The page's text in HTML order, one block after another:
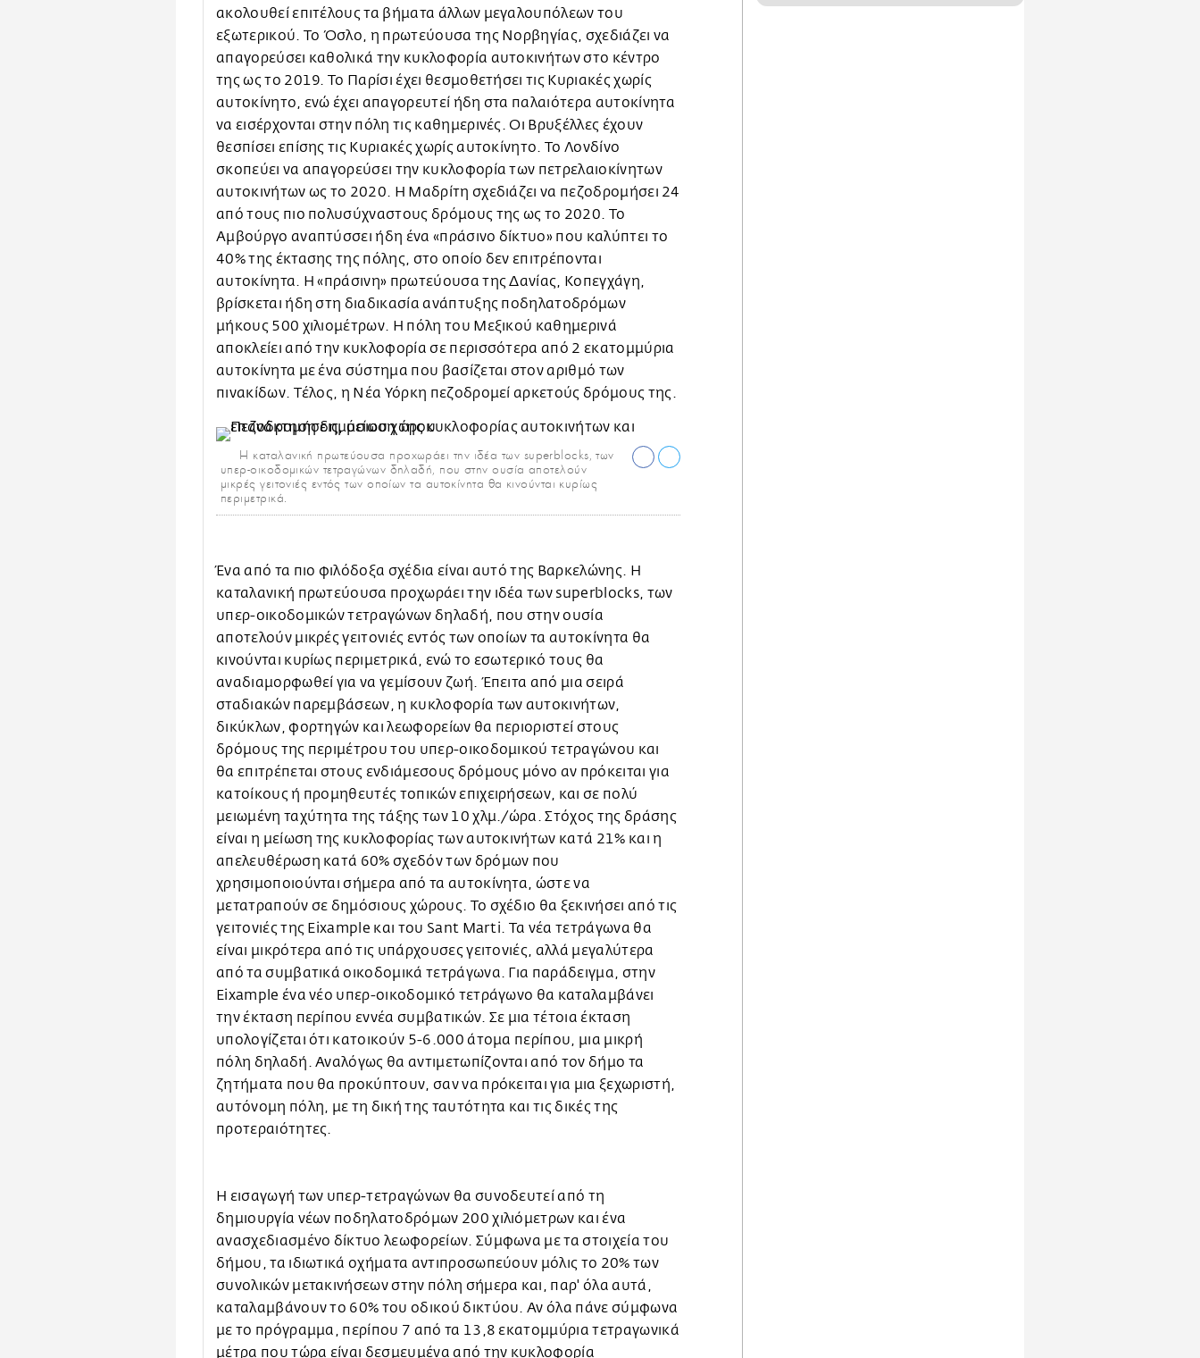
ακολουθεί επιτέλους τα βήματα άλλων μεγαλουπόλεων του
εξωτερικού. Το Όσλο, η πρωτεύουσα της Νορβηγίας, σχεδιάζει να
απαγορεύσει καθολικά την κυκλοφορία αυτοκινήτων στο κέντρο
της ως το 2019. Το Παρίσι έχει θεσμοθετήσει τις Κυριακές χωρίς
αυτοκίνητο, ενώ έχει απαγορευτεί ήδη στα παλαιότερα αυτοκίνητα
να εισέρχονται στην πόλη τις καθημερινές. Οι Βρυξέλλες έχουν
θεσπίσει επίσης τις Κυριακές χωρίς αυτοκίνητο. Το Λονδίνο
σκοπεύει να απαγορεύσει την κυκλοφορία των πετρελαιοκίνητων
αυτοκινήτων ως το 2020. Η Μαδρίτη σχεδιάζει να πεζοδρομήσει 24
από τους πιο πολυσύχναστους δρόμους της ως το 2020. Το
Αμβούργο αναπτύσσει ήδη ένα «πράσινο δίκτυο» που καλύπτει το
40% της έκτασης της πόλης, στο οποίο δεν επιτρέπονται
αυτοκίνητα. Η «πράσινη» πρωτεύουσα της Δανίας, Κοπεγχάγη,
βρίσκεται ήδη στη διαδικασία ανάπτυξης ποδηλατοδρόμων
μήκους 500 χιλιομέτρων. Η πόλη του Μεξικού καθημερινά
αποκλείει από την κυκλοφορία σε περισσότερα από 2 εκατομμύρια
αυτοκίνητα με ένα σύστημα που βασίζεται στον αριθμό των
πινακίδων. Τέλος, η Νέα Υόρκη πεζοδρομεί αρκετούς δρόμους της.
Η καταλανική πρωτεύουσα προχωράει την ιδέα των superblocks, των
υπερ-οικοδομικών τετραγώνων δηλαδή, που στην ουσία αποτελούν
μικρές γειτονιές εντός των οποίων τα αυτοκίνητα θα κινούνται κυρίως
περιμετρικά.
Ένα από τα πιο φιλόδοξα σχέδια είναι αυτό της Βαρκελώνης. Η
καταλανική πρωτεύουσα προχωράει την ιδέα των superblocks, των
υπερ-οικοδομικών τετραγώνων δηλαδή, που στην ουσία
αποτελούν μικρές γειτονιές εντός των οποίων τα αυτοκίνητα θα
κινούνται κυρίως περιμετρικά, ενώ το εσωτερικό τους θα
αναδιαμορφωθεί για να γεμίσουν ζωή. Έπειτα από μια σειρά
σταδιακών παρεμβάσεων, η κυκλοφορία των αυτοκινήτων,
δικύκλων, φορτηγών και λεωφορείων θα περιοριστεί στους
δρόμους της περιμέτρου του υπερ-οικοδομικού τετραγώνου και
θα επιτρέπεται στους ενδιάμεσους δρόμους μόνο αν πρόκειται για
κατοίκους ή προμηθευτές τοπικών επιχειρήσεων, και σε πολύ
μειωμένη ταχύτητα της τάξης των 10 χλμ./ώρα. Στόχος της δράσης
είναι η μείωση της κυκλοφορίας των αυτοκινήτων κατά 21% και η
απελευθέρωση κατά 60% σχεδόν των δρόμων που
χρησιμοποιούνται σήμερα από τα αυτοκίνητα, ώστε να
μετατραπούν σε δημόσιους χώρους. Το σχέδιο θα ξεκινήσει από τις
γειτονιές της Eixample και του Sant Marti. Τα νέα τετράγωνα θα
είναι μικρότερα από τις υπάρχουσες γειτονιές, αλλά μεγαλύτερα
από τα συμβατικά οικοδομικά τετράγωνα. Για παράδειγμα, στην
Eixample ένα νέο υπερ-οικοδομικό τετράγωνο θα καταλαμβάνει
την έκταση περίπου εννέα συμβατικών. Σε μια τέτοια έκταση
υπολογίζεται ότι κατοικούν 5-6.000 άτομα περίπου, μια μικρή
πόλη δηλαδή. Αναλόγως θα αντιμετωπίζονται από τον δήμο τα
ζητήματα που θα προκύπτουν, σαν να πρόκειται για μια ξεχωριστή,
αυτόνομη πόλη, με τη δική της ταυτότητα και τις δικές της
προτεραιότητες.
Η εισαγωγή των υπερ-τετραγώνων θα συνοδευτεί από τη
δημιουργία νέων ποδηλατοδρόμων 200 χιλιόμετρων και ένα
ανασχεδιασμένο δίκτυο λεωφορείων. Σύμφωνα με τα στοιχεία του
δήμου, τα ιδιωτικά οχήματα αντιπροσωπεύουν μόλις το 20% των
συνολικών μετακινήσεων στην πόλη σήμερα και, παρ' όλα αυτά,
καταλαμβάνουν το 60% του οδικού δικτύου. Αν όλα πάνε σύμφωνα
με το πρόγραμμα, περίπου 7 από τα 13,8 εκατομμύρια τετραγωνικά
μέτρα που τώρα είναι δεσμευμένα από την κυκλοφορία